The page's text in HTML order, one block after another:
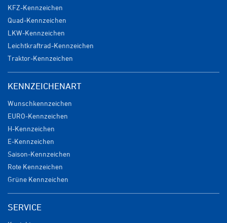
KFZ-Kennzeichen
Quad-Kennzeichen
LKW-Kennzeichen
Leichtkraftrad-Kennzeichen
Traktor-Kennzeichen
KENNZEICHENART
Wunschkennzeichen
EURO-Kennzeichen
H-Kennzeichen
E-Kennzeichen
Saison-Kennzeichen
Rote Kennzeichen
Grüne Kennzeichen
SERVICE